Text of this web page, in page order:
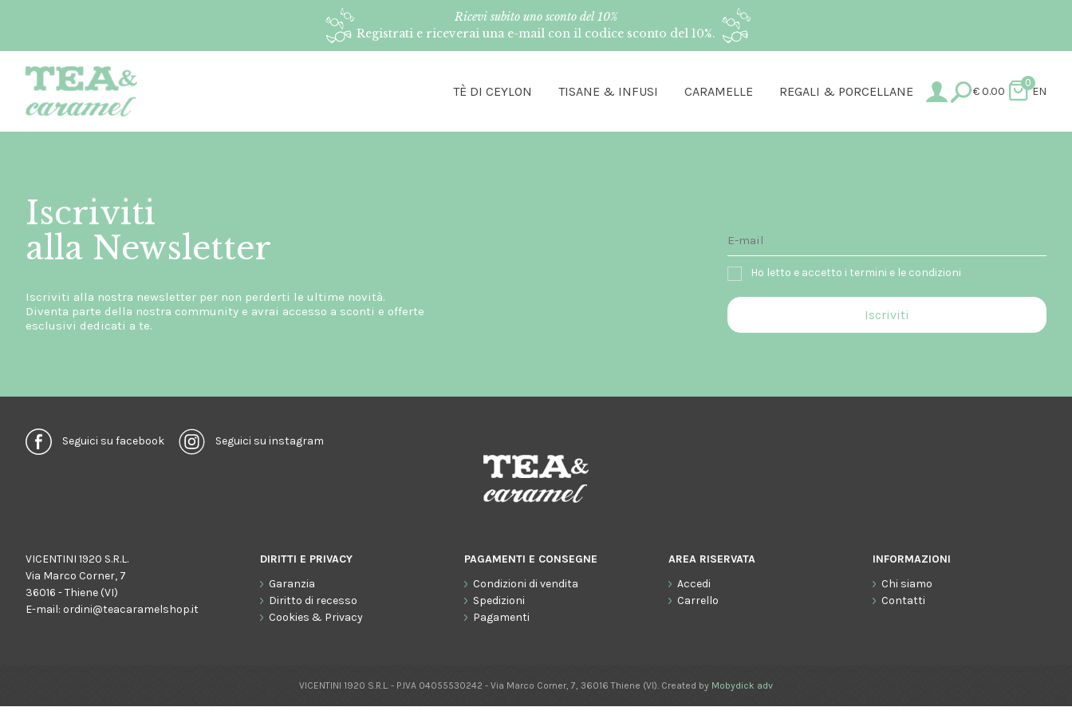
Ricevi subito uno sconto del 10%
Registrati e riceverai una e-mail con il codice sconto del 10%.
TÈ DI CEYLON TISANE & INFUSI CARAMELLE REGALI & PORCELLANE € 0.00
0
EN
Iscriviti
alla Newsletter
Iscriviti alla nostra newsletter per non perderti le ultime novità.
Diventa parte della nostra community e avrai accesso a sconti e offerte
esclusivi dedicati a te.
Ho letto e accetto i termini e le condizioni
Seguici su facebook Seguici su instagram
VICENTINI 1920 S.R.L.
Via Marco Corner, 7
36016 - Thiene (VI)
E-mail: ordini@teacaramelshop.it
DIRITTI E PRIVACY
Garanzia
Diritto di recesso
Cookies & Privacy
PAGAMENTI E CONSEGNE
Condizioni di vendita
Spedizioni
Pagamenti
AREA RISERVATA
Accedi
Carrello
INFORMAZIONI
Chi siamo
Contatti
VICENTINI 1920 S.R.L. - P.IVA 04055530242 - Via Marco Corner, 7, 36016 Thiene (VI). Created by Mobydick adv